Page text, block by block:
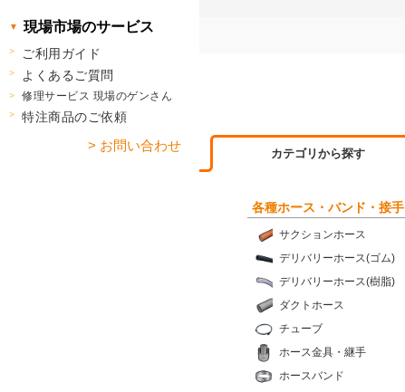
カテゴリから探す
各種ホース・バンド・接手
サクションホース
デリバリーホース(ゴム)
デリバリーホース(樹脂)
ダクトホース
チューブ
ホース金具・継手
ホースバンド
現場市場のサービス
ご利用ガイド
よくあるご質問
修理サービス 現場のゲンさん
特注商品のご依頼
> お問い合わせ